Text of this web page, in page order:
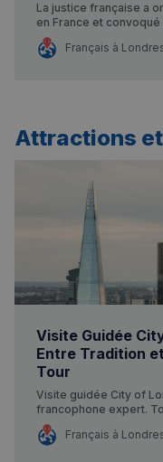
RECHERCHES
Annuaire des
Événements à venir
La justice française a
en France et
le régulateur
sexuelles générées
Français à
Attractions
Visite Guidée
Entre Tradition
Tour
Visite guidée City of
francophone expert.
vestiges romains,
modernes. Départ
Français à